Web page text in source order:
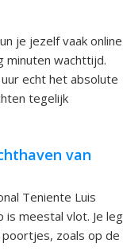
je jezelf vaak online
minuten wachttijd.
echt het absolute
tegelijk
van
Teniente Luis
is meestal vlot. Je
zoals op de